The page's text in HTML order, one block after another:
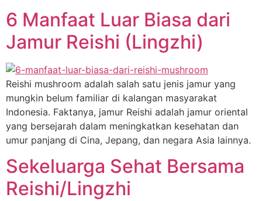
6 Manfaat Luar Biasa dari
Jamur Reishi (Lingzhi)
Reishi mushroom adalah salah satu jenis jamur yang
mungkin belum familiar di kalangan masyarakat
Indonesia. Faktanya, jamur Reishi adalah jamur oriental
yang bersejarah dalam meningkatkan kesehatan dan
umur panjang di Cina, Jepang, dan negara Asia lainnya.
Sekeluarga Sehat Bersama
Reishi/Lingzhi